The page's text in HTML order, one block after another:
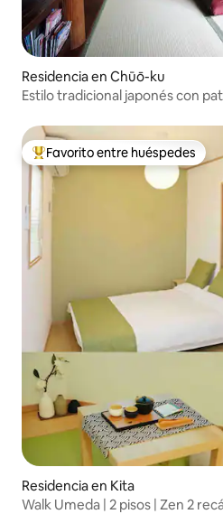
Residencia en Chūō-ku
Estilo tradicional japonés con
De los mejores en Favorito entre
Favorito entre huéspedes
Residencia en Kita
Walk Umeda | 2 pisos | Zen 2